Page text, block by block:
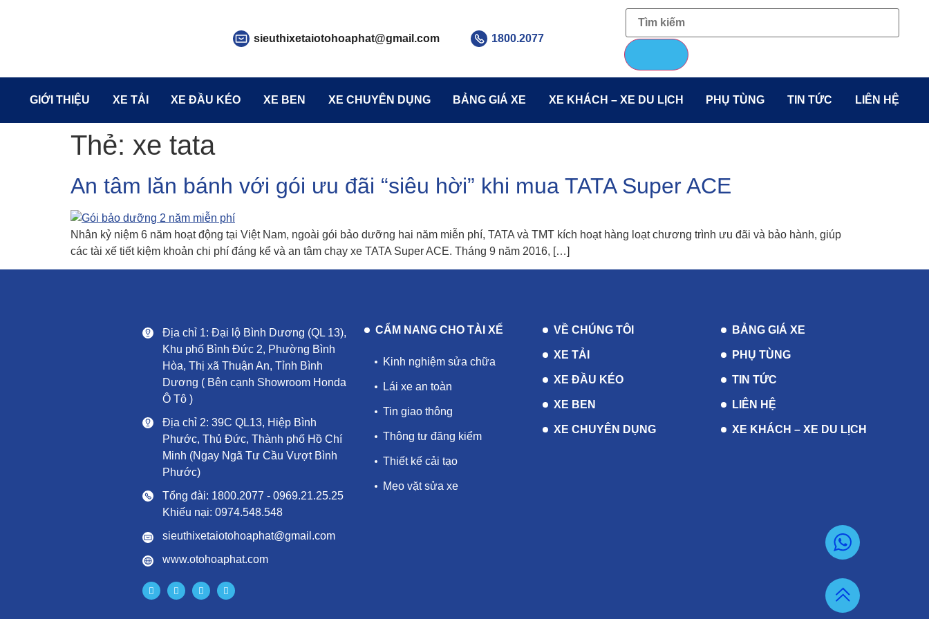
sieuthixetaiotohoaphat@gmail.com 1800.2077
GIỚI THIỆU XE TẢI XE ĐẦU KÉO XE BEN XE CHUYÊN DỤNG BẢNG GIÁ XE XE KHÁCH – XE DU LỊCH PHỤ TÙNG TIN TỨC LIÊN HỆ
Thẻ: xe tata
An tâm lăn bánh với gói ưu đãi “siêu hời” khi mua TATA Super ACE
Nhân kỷ niệm 6 năm hoạt động tại Việt Nam, ngoài gói bảo dưỡng hai năm miễn phí, TATA và TMT kích hoạt hàng loạt chương trình ưu đãi và bảo hành, giúp
các tài xế tiết kiệm khoản chi phí đáng kể và an tâm chạy xe TATA Super ACE. Tháng 9 năm 2016, […]
Địa chỉ 1: Đại lộ Bình Dương (QL 13),
Khu phố Bình Đức 2, Phường Bình
Hòa, Thị xã Thuận An, Tỉnh Bình
Dương ( Bên cạnh Showroom Honda
Ô Tô )
Địa chỉ 2: 39C QL13, Hiệp Bình
Phước, Thủ Đức, Thành phố Hồ Chí
Minh (Ngay Ngã Tư Cầu Vượt Bình
Phước)
Tổng đài: 1800.2077 - 0969.21.25.25
Khiếu nại: 0974.548.548
sieuthixetaiotohoaphat@gmail.com
www.otohoaphat.com
CẨM NANG CHO TÀI XẾ
Kinh nghiệm sửa chữa
Lái xe an toàn
Tin giao thông
Thông tư đăng kiểm
Thiết kế cải tạo
Mẹo vặt sửa xe
VỀ CHÚNG TÔI BẢNG GIÁ XE
XE TẢI PHỤ TÙNG
XE ĐẦU KÉO TIN TỨC
XE BEN LIÊN HỆ
XE CHUYÊN DỤNG XE KHÁCH – XE DU LỊCH